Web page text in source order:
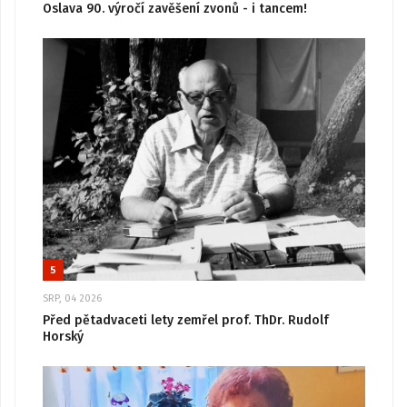
Oslava 90. výročí zavěšení zvonů - i tancem!
5
SRP, 04 2026
Před pětadvaceti lety zemřel prof. ThDr. Rudolf
Horský